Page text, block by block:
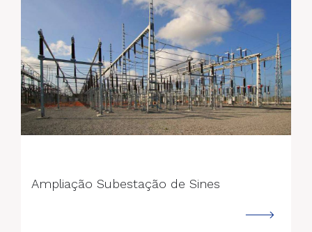
Ampliação Subestação de Sines